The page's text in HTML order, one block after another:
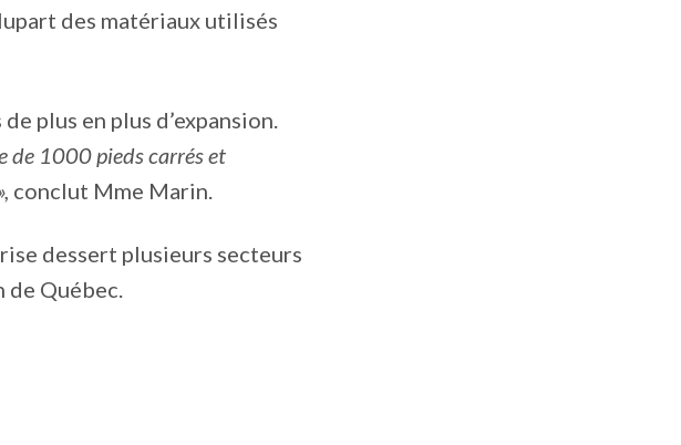
des matériaux utilisés
plus en plus d’expansion.
de 1000 pieds carrés et
conclut Mme Marin.
dessert plusieurs secteurs
de Québec.